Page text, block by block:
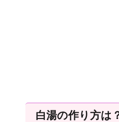
白湯の作り方は